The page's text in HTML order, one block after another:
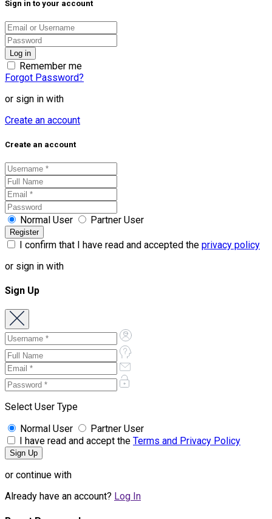
Sign in to your account
Remember me
Forgot Password?
or sign in with
Create an account
Create an account
Normal User Partner User
I confirm that I have read and accepted the privacy policy
or sign in with
Sign Up
Select User Type
Normal User
Partner User
I have read and accept the Terms and Privacy Policy
or continue with
Already have an account? Log In